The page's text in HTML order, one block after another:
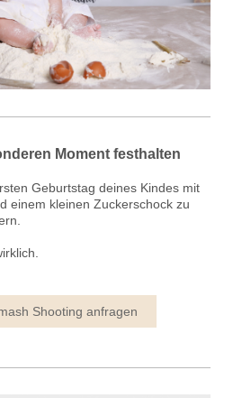
Moment festhalten
Geburtstag deines Kindes mit
einem kleinen Zuckerschock zu
Shooting anfragen